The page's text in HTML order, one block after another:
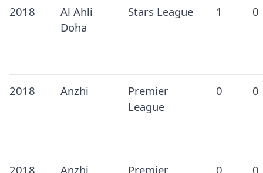
2018
Al Ahli
Doha
Stars League 1 0
2018 Anzhi
Premier
League
0 0
2018 Anzhi
Premier
0 0